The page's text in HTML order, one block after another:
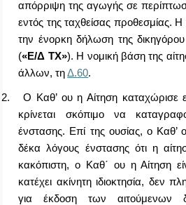
απόρριψη της αγωγής σε
εντός της ταχθείσας προθεσμίας. Η
την ένορκη δήλωση της
(«Ε/Δ ΤΧ»). Η νομική βάση της
άλλων, τηΔ.60.
2.
Ο Καθ’ ου η Αίτηση καταχώρισε
κρίνεται σκόπιμο να
ένστασης. Επί της ουσίας, ο Καθ’
δέκα λόγους ένστασης ότι η
κακόπιστη, ο Καθ΄ ου η Αίτηση
κατέχει ακίνητη ιδιοκτησία, δεν
για έκδοση των αιτούμενων